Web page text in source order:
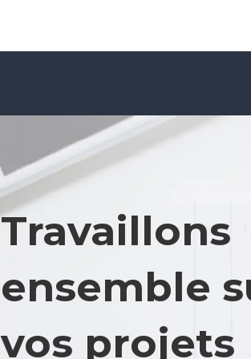
Travaillons
ensemble
vos projets